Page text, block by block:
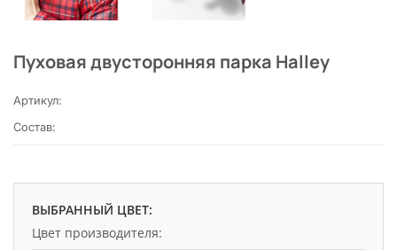
Пуховая двусторонняя парка Halley
Артикул:
Состав:
ВЫБРАННЫЙ ЦВЕТ:
Цвет производителя: